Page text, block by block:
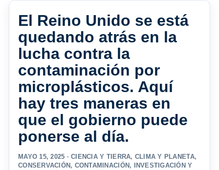
El Reino Unido se está
quedando atrás en la
lucha contra la
contaminación por
microplásticos. Aquí
hay tres maneras en
que el gobierno puede
ponerse al día.
MAYO 15, 2025 ·CIENCIA Y TIERRA, CLIMA Y PLANETA,
CONSERVACIÓN , CONTAMINACIÓN ,
INVESTIGACIÓN Y